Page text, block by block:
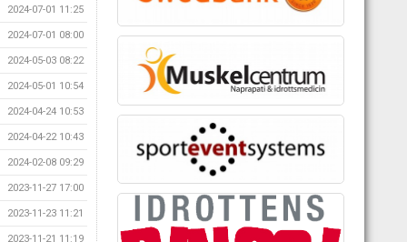
2024-07-01 11:25
2024-07-01 08:00
2024-05-03 08:22
2024-05-01 10:54
2024-04-24 10:53
2024-04-22 10:43
2024-02-08 09:29
2023-11-27 17:00
2023-11-23 11:21
2023-11-21 11:19